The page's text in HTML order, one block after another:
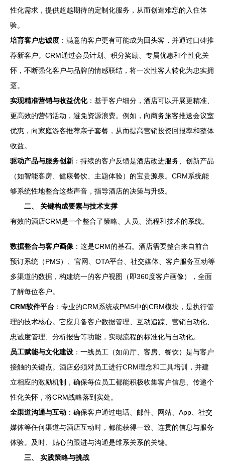
性化需求，提供超越期待的定制化服务，从而创造难忘的入住体
验。
培育客户忠诚度 ：满意的客户更有可能成为回头客，并通过口碑推
荐新客户。CRM通过会员计划、积分奖励、专属优惠和个性化关
怀，不断强化客户与品牌的情感联结，将一次性客人转化为忠实拥
趸。
实现精准营销与收益优化：基于客户细分，酒店可以开展更精准、
更高效的营销活动，避免资源浪费。例如，向商务旅客推送会议室
优惠，向家庭游客推荐亲子套餐，从而提高营销投资回报率和整体
收益。
驱动产品与服务创新 ：持续的客户反馈是酒店改进服务、创新产品
（如智能客房、健康餐饮、主题体验）的宝贵源泉。CRM系统能
够系统性地整合这些声音，指导酒店的决策与升级。
二、 关键构成要素与技术支撑
有效的酒店CRM是一个整合了策略、人员、流程和技术的系统。
数据整合与客户画像 ：这是CRM的基石。酒店需要整合来自前台
预订系统（PMS）、官网、OTA平台、社交媒体、客户服务互动等
多渠道的数据，构建统一的客户视图（即360度客户画像），全面
了解每位客户。
CRM软件平台 ：专业的CRM系统或PMS中的CRM模块，是执行管
理的技术核心。它应具备客户数据管理、互动追踪、营销自动化、
忠诚度管理、分析报告等功能，实现流程的标准化与自动化。
员工赋能与文化建设 ：一线员工（如前厅、客房、餐饮）是与客户
接触的关键点。酒店必须对员工进行CRM理念和工具培训，并建
立相应的激励机制，确保每位员工都能积极收集客户信息、传递个
性化关怀，将CRM战略落到实处。
全渠道沟通与互动 ：确保客户通过电话、邮件、网站、App、社交
媒体等任何渠道与酒店互动时，都能获得一致、连贯的信息与服务
体验。及时、贴心的跟进与沟通是维系关系的关键。
三、 实践策略与挑战